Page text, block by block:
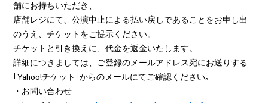
舗にお持ちいただき、
店舗レジにて、公演中止による払い戻しであることをお申し出
のうえ、チケットをご提示ください。
チケットと引き換えに、代金を返金いたします。
詳細につきましては、ご登録のメールアドレス宛にお送りする
｢Yahoo!チケット｣からのメールにてご確認ください｡
・お問い合わせ